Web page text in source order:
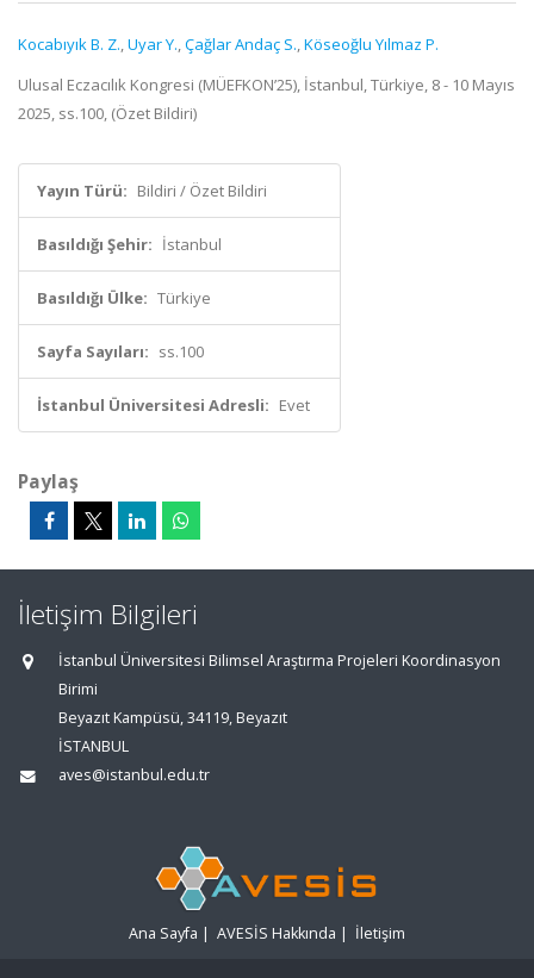
Kocabıyık B. Z.,Uyar Y.,Çağlar Andaç S.,Köseoğlu Yılmaz P.
Ulusal Eczacılık Kongresi (MÜEFKON’25), İstanbul, Türkiye, 8 - 10 Mayıs
2025, ss.100, (Özet Bildiri)
Yayın Türü: Bildiri / Özet Bildiri
Basıldığı Şehir: İstanbul
Basıldığı Ülke: Türkiye
Sayfa Sayıları: ss.100
İstanbul Üniversitesi Adresli: Evet
Paylaş
İletişim Bilgileri
İstanbul Üniversitesi Bilimsel Araştırma Projeleri Koordinasyon
Birimi
Beyazıt Kampüsü, 34119, Beyazıt
İSTANBUL
aves@istanbul.edu.tr
Ana Sayfa | AVESİS Hakkında | İletişim